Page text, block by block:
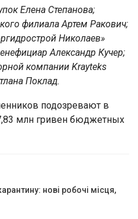
Елена Степанова;
филиала Артем Ракович;
Николаев»
Александр Кучер;
компании Krayteks
Поклад.
подозревают в
млн гривен бюджетных
нові робочі місця,